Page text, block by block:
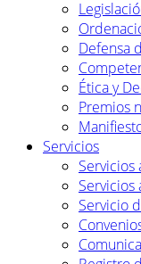
Defensa
Ética y
Premios
Servicios
Servicios
Servicios
Servicio